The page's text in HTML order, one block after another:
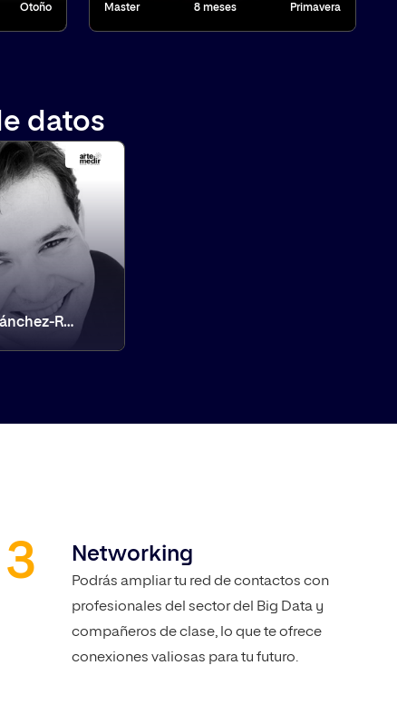
Otoño Master 8 meses Primavera
datos
Eduardo Sánchez-Rojo
Networking
Podrás ampliar tu red de contactos con
profesionales del sector del Big Data y
compañeros de clase, lo que te ofrece
conexiones valiosas para tu futuro.